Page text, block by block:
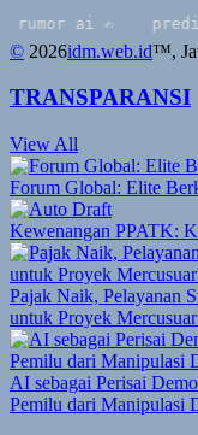
ai ✍️ prediksi
© 2026idm.web.id™,
TRANSPARANSI
View All
Forum Global: Elite
Kewenangan PPATK:
Pajak Naik, Pelayanan
untuk Proyek
AI sebagai Perisai
Pemilu dari Manipulasi